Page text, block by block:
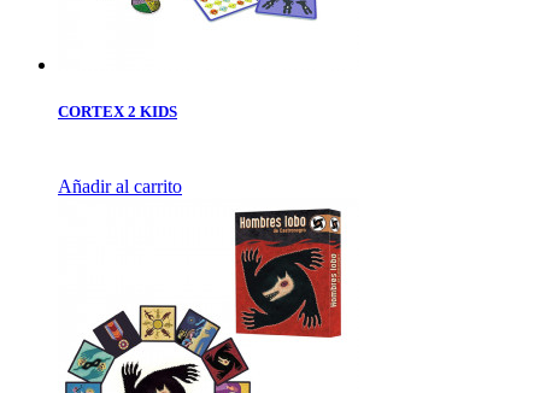
CORTEX 2 KIDS
Añadir al carrito